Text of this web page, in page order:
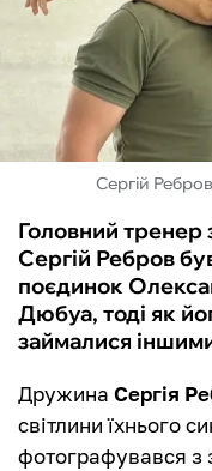
ІНШІ
БУКМЕКЕРИ
Сергій
Головний тренер
Сергій Ребров
поєдинок
Дюбуа, тоді як
займалися
Дружина Сергія
світлини їхнього
фотографувався з